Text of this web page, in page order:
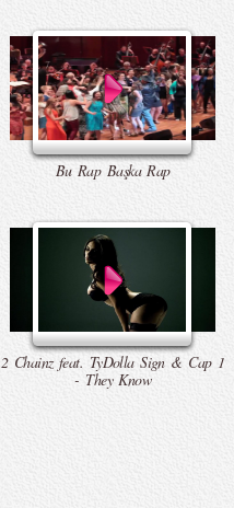
Bu Rap Başka Rap
2 Chainz feat. TyDolla Sign & Cap 1
- They Know